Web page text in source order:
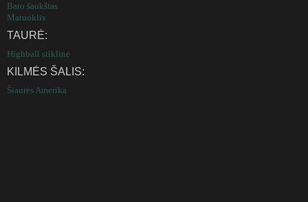
Baro šaukštas
Matuoklis
TAURĖ:
Highball stiklinė
KILMĖS ŠALIS:
Šiaurės Amerika